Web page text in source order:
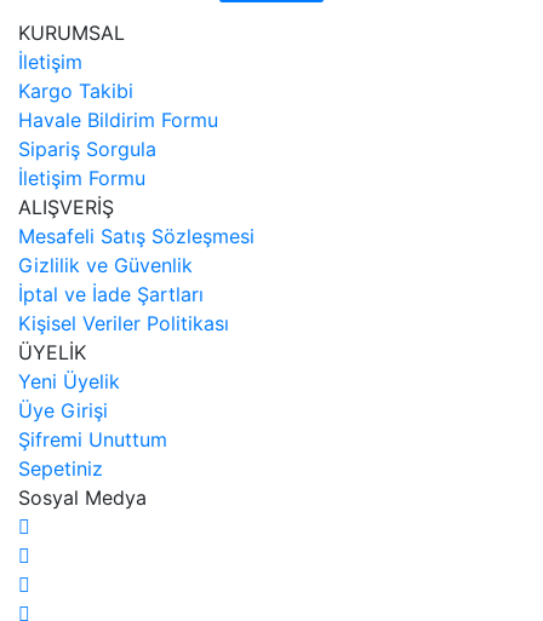
KURUMSAL
İletişim
Kargo Takibi
Havale Bildirim Formu
Sipariş Sorgula
İletişim Formu
ALIŞVERİŞ
Mesafeli Satış Sözleşmesi
Gizlilik ve Güvenlik
İptal ve İade Şartları
Kişisel Veriler Politikası
ÜYELİK
Yeni Üyelik
Üye Girişi
Şifremi Unuttum
Sepetiniz
Sosyal Medya